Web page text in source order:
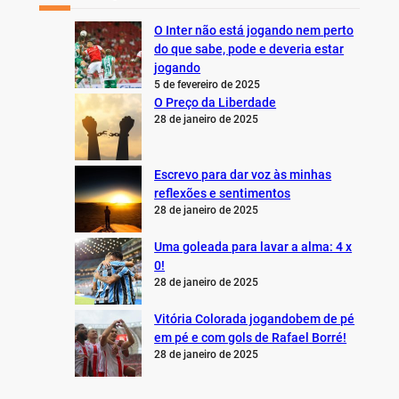
O Inter não está jogando nem perto
do que sabe, pode e deveria estar
jogando
5 de fevereiro de 2025
O Preço da Liberdade
28 de janeiro de 2025
Escrevo para dar voz às minhas
reflexões e sentimentos
28 de janeiro de 2025
Uma goleada para lavar a alma: 4 x
0!
28 de janeiro de 2025
Vitória Colorada jogandobem de pé
em pé e com gols de Rafael Borré!
28 de janeiro de 2025